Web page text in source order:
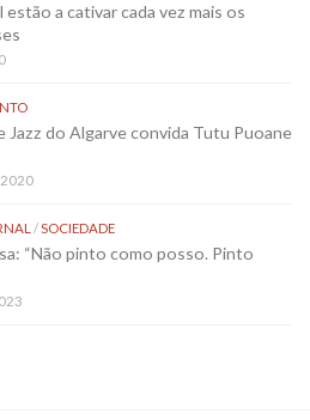
estão a cativar cada vez mais os
Jazz do Algarve convida Tutu Puoane
2020
/SOCIEDADE
“Não pinto como posso. Pinto